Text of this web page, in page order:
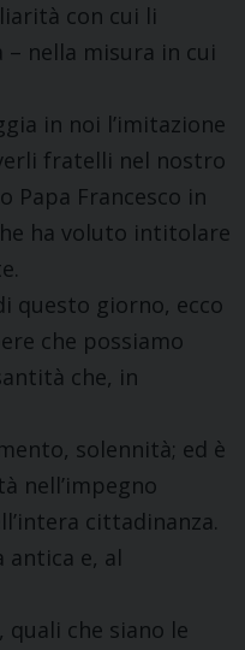
con cui li
nella misura in cui
in noi l’imitazione
fratelli nel nostro
Papa Francesco in
ha voluto intitolare
questo giorno, ecco
che possiamo
che, in
solennità; ed è
nell’impegno
cittadinanza.
antica e, al
che siano le